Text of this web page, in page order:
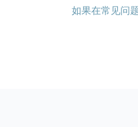
如果在常见问